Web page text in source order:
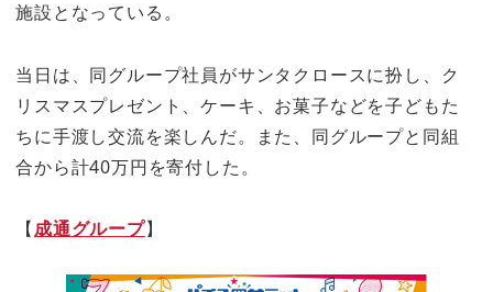
施設となっている。
当日は、同グループ社員がサンタクロースに扮し、ク
リスマスプレゼント、ケーキ、お菓子などを子どもた
ちに手渡し交流を楽しんだ。また、同グループと同組
合から計40万円を寄付した。
【成通グループ】